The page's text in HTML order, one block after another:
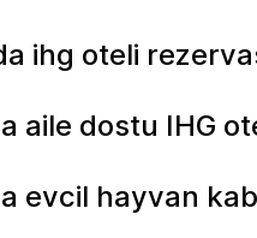
ihg oteli
aile dostu IHG
evcil hayvan